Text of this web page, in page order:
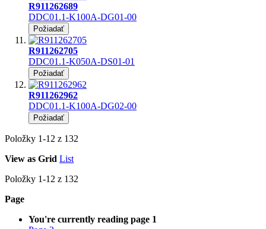
R911262689
DDC01.1-K100A-DG01-00
Požiadať
R911262705
DDC01.1-K050A-DS01-01
Požiadať
R911262962
DDC01.1-K100A-DG02-00
Požiadať
Položky 1-12 z 132
View as Grid List
Položky 1-12 z 132
Page
You're currently reading page 1